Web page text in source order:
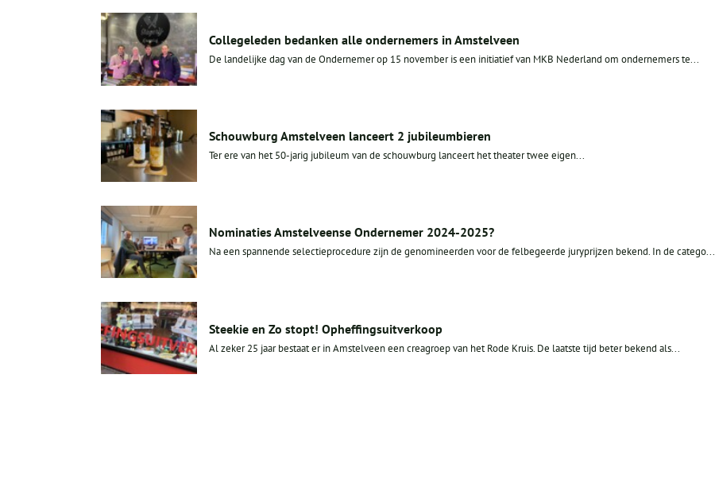
Collegeleden bedanken alle ondernemers in Amstelveen
De landelijke dag van de Ondernemer op 15 november is een initiatief van MKB Nederland om ondernemers te...
Schouwburg Amstelveen lanceert 2 jubileumbieren
Ter ere van het 50-jarig jubileum van de schouwburg lanceert het theater twee eigen...
Nominaties Amstelveense Ondernemer 2024-2025?
Na een spannende selectieprocedure zijn de genomineerden voor de felbegeerde juryprijzen bekend. In de catego...
Steekie en Zo stopt! Opheffingsuitverkoop
Al zeker 25 jaar bestaat er in Amstelveen een creagroep van het Rode Kruis. De laatste tijd beter bekend als...